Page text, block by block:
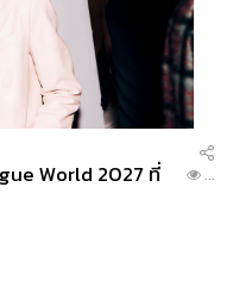
ะจำกอง THE STANDARD
World 2027 ที่
...